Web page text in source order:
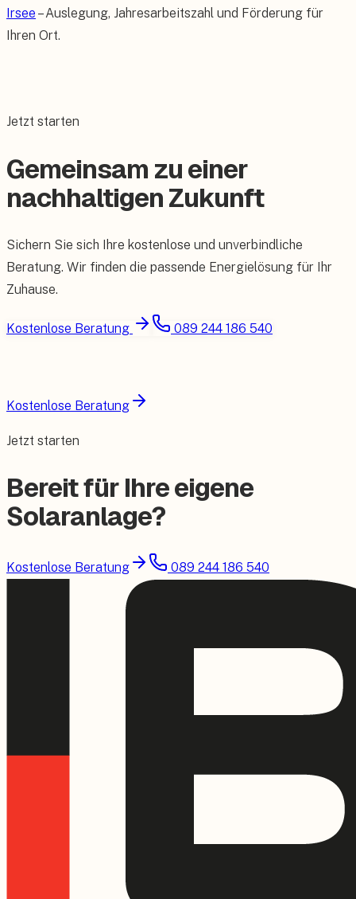
Irsee – Auslegung, Jahresarbeitszahl und Förderung für
Ihren Ort.
Jetzt starten
Gemeinsam zu einer
nachhaltigen Zukunft
Sichern Sie sich Ihre kostenlose und unverbindliche
Beratung. Wir finden die passende Energielösung für Ihr
Zuhause.
Kostenlose Beratung 089 244 186 540
Kostenlose Beratung
Jetzt starten
Bereit für Ihre eigene
Solaranlage?
Kostenlose Beratung 089 244 186 540